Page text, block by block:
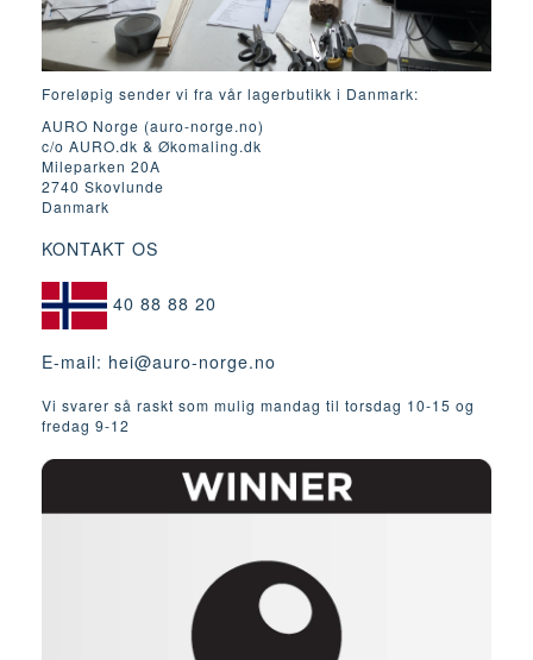
Foreløpig sender vi fra vår lagerbutikk i Danmark:
AURO Norge (auro-norge.no)
c/o AURO.dk & Økomaling.dk
Mileparken 20A
2740 Skovlunde
Danmark
KONTAKT OS
40 88 88 20
E-mail: hei@auro-norge.no
Vi svarer så raskt som mulig mandag til torsdag 10-15 og
fredag ​​9-12